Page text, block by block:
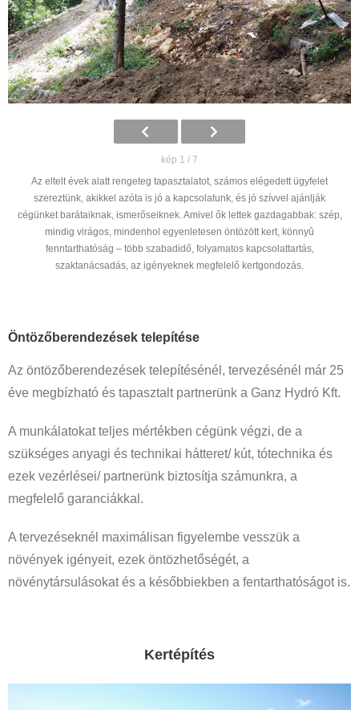
kép 1 / 7
Az eltelt évek alatt rengeteg tapasztalatot, számos elégedett ügyfelet
szereztünk, akikkel azóta is jó a kapcsolatunk, és jó szívvel ajánlják
cégünket barátaiknak, ismerõseiknek. Amivel ők lettek gazdagabbak: szép,
mindig virágos, mindenhol egyenletesen öntözött kert, könnyû
fenntarthatóság – több szabadidő, folyamatos kapcsolattartás,
szaktanácsadás, az igényeknek megfelelő kertgondozás.
Öntözőberendezések telepítése
Az öntözőberendezések telepítésénél, tervezésénél már 25
éve megbízható és tapasztalt partnerünk a Ganz Hydró Kft.
A munkálatokat teljes mértékben cégünk végzi, de a
szükséges anyagi és technikai hátteret/ kút, tótechnika és
ezek vezérlései/ partnerünk biztosítja számunkra, a
megfelelő garanciákkal.
A tervezéseknél maximálisan figyelembe vesszük a
növények igényeit, ezek öntözhetőségét, a
növénytársulásokat és a későbbiekben a fentarthatóságot is.
Kertépítés